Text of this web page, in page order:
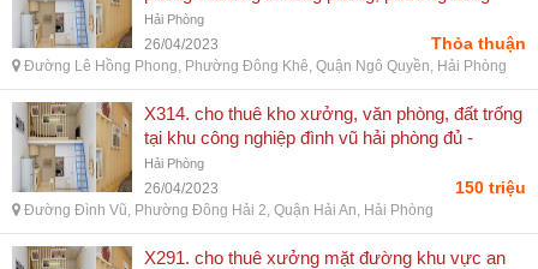
khê, quận ngô quyền, hải phòng
Hải Phòng
26/04/2023 Thỏa thuận
Đường Lê Hồng Phong, Phường Đông Khê, Quận Ngô Quyền, Hải Phòng
X314. cho thuê kho xưởng, văn phòng, đất trống
tại khu công nghiệp đình vũ hải phòng đủ -
đường đình vũ, phường đông hải 2, quận hải an,
hải phòng
Hải Phòng
26/04/2023 150 triệu
Đường Đình Vũ, Phường Đông Hải 2, Quận Hải An, Hải Phòng
X291. cho thuê xưởng mặt đường khu vực an